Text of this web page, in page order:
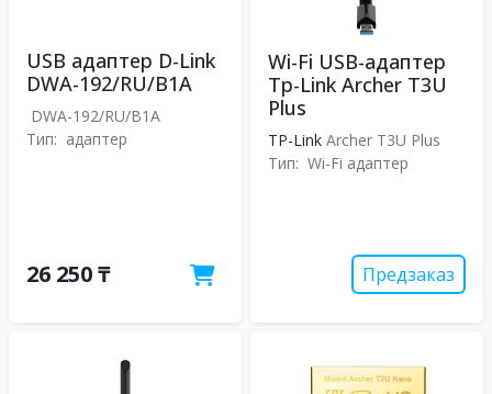
USB адаптер D-Link
DWA-192/RU/B1A
DWA-192/RU/B1A
Тип: адаптер
26 250 ₸
Wi-Fi USB-адаптер
Tp-Link Archer T3U
Plus
TP-Link Archer T3U Plus
Тип: Wi-Fi адаптер
Предзаказ